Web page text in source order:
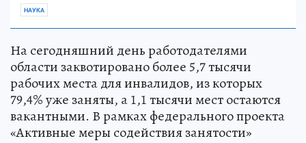
НАУКА
На сегодняшний день работодателями
области заквотировано более 5,7 тысячи
рабочих места для инвалидов, из которых
79,4% уже заняты, а 1,1 тысячи мест остаются
вакантными. В рамках федерального проекта
«Активные меры содействия занятости»